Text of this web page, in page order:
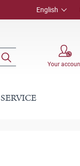
English
Your
SERVICE